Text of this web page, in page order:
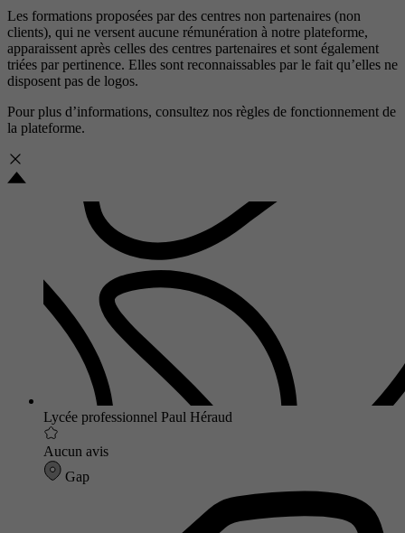
Les formations proposées par des centres non partenaires (non
clients), qui ne versent aucune rémunération à notre plateforme,
apparaissent après celles des centres partenaires et sont également
triées par pertinence. Elles sont reconnaissables par le fait qu’elles ne
disposent pas de logos.
Pour plus d’informations, consultez nos règles de fonctionnement de
la plateforme.
Lycée professionnel Paul Héraud
Aucun avis
Gap